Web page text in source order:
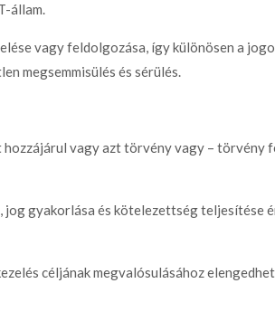
állam.
vagy feldolgozása, így különösen a
megsemmisülés és sérülés.
vagy azt törvény vagy – törvény
gyakorlása és kötelezettség teljesítése
céljának megvalósulásához